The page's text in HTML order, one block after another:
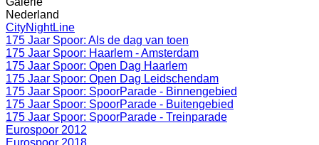
Nederland
CityNightLine
175 Jaar Spoor: Als de dag van toen
175 Jaar Spoor: Haarlem - Amsterdam
175 Jaar Spoor: Open Dag Haarlem
175 Jaar Spoor: Open Dag Leidschendam
175 Jaar Spoor: SpoorParade - Binnengebied
175 Jaar Spoor: SpoorParade - Buitengebied
175 Jaar Spoor: SpoorParade - Treinparade
Eurospoor 2012
Eurospoor 2018